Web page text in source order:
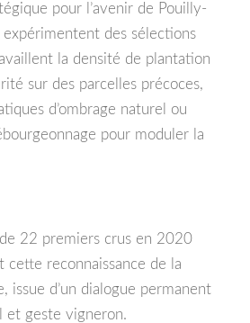
pour l’avenir de Pouilly-
expérimentent des sélections
la densité de plantation
sur des parcelles précoces,
d’ombrage naturel ou
pour moduler la
de 22 premiers crus en 2020
cette reconnaissance de la
issue d’un dialogue permanent
et geste vigneron.